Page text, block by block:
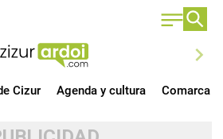
chevron_right
Cizur Agenda y cultura Comarca